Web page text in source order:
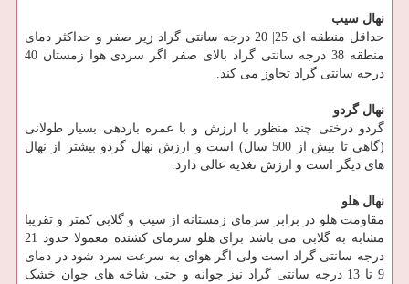
نهال سیب
حداقل منطقه ای 25| 20 درجه سانتی گراد زیر صفر و حداکثر دمای
منطقه 38 درجه سانتی گراد بالای صفر اگر سردی هوا زمستان 40
درجه سانتی گراد تجاوز می کند.
نهال گردو
گردو درختی چند منظور با ارزش و با عمره باردهی بسیار طولانی
(گاهی تا بیش از 500 سال) است و ارزش نهال گردو بیشتر از نهال
های دیگر است و ارزش تغذیه عالی دارد.
نهال هلو
مقاومت هلو در برابر سرمای زمستانه از سیب و گلابی کمتر و تقریبا
مشابه به گلابی می باشد برای هلو سرمای کشنده معمولا حدود 21
درجه سانتی گراد است ولی اگر هوای به سرعت سرد شود در دمای
9 تا 13 درجه سانتی گراد نیز جوانه و حتی شاخه های جوان خشک